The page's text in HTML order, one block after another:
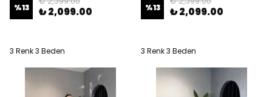
%13 ₺ 2,099.00
3 Renk 3 Beden
%13 ₺ 2,099.00
3 Renk 3 Beden